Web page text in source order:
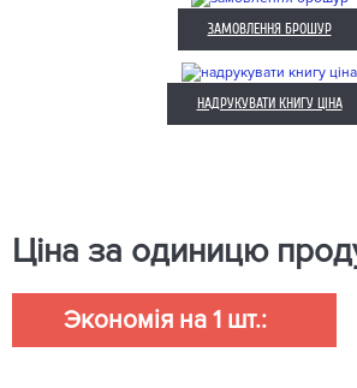
ЗАМОВЛЕННЯ БРОШУР
НАДРУКУВАТИ КНИГУ ЦІНА
Ціна за одиницю
Экономія на 1 шт.: